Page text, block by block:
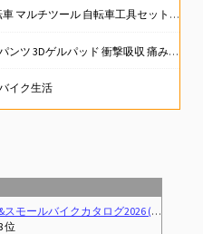
レンチ ソケット 高硬度 持ち運び便利 折りたたみ式携帯工具 ロードバイク MTB クロスバイク
ツ メンズ 伸縮性 柔軟性 速乾 通気性 吸汗 サイクルウェア マウンテンバイク (JP, アルファベット, L, ブルー)
イク生活
クル インナーパンツ レーサーパンツ パッド付 サイクリングウェア ロードバイク 自転車
ング: 6 位
Next